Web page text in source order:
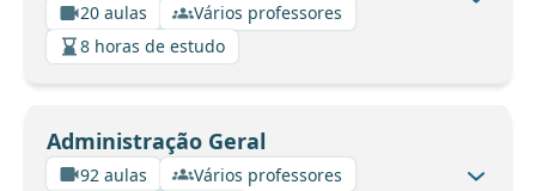
20 aulas
Vários professores
8 horas de estudo
Administração Geral
92 aulas
Vários professores